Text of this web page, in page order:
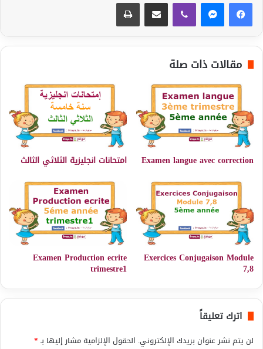
مقالات ذات صلة
Examen langue avec correction امتحانات انجليزية الثلاثي الثالث
Exercices Conjugaison Module
7,8
Examen Production ecrite
trimestre1
اترك تعليقاً
لن يتم نشر عنوان بريدك الإلكتروني. الحقول الإلزامية مشار إليها بـ*